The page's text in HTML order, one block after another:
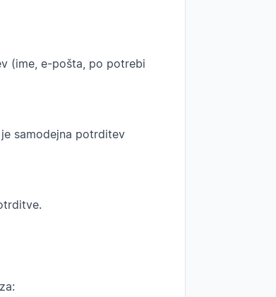
(ime, e-pošta, po potrebi
samodejna potrditev